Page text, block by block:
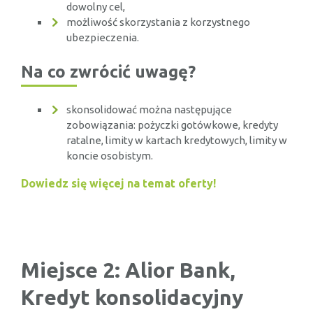
dowolny cel,
możliwość skorzystania z korzystnego
ubezpieczenia.
Na co zwrócić uwagę?
skonsolidować można następujące
zobowiązania: pożyczki gotówkowe, kredyty
ratalne, limity w kartach kredytowych, limity w
koncie osobistym.
Dowiedz się więcej na temat oferty!
Miejsce 2: Alior Bank,
Kredyt konsolidacyjny